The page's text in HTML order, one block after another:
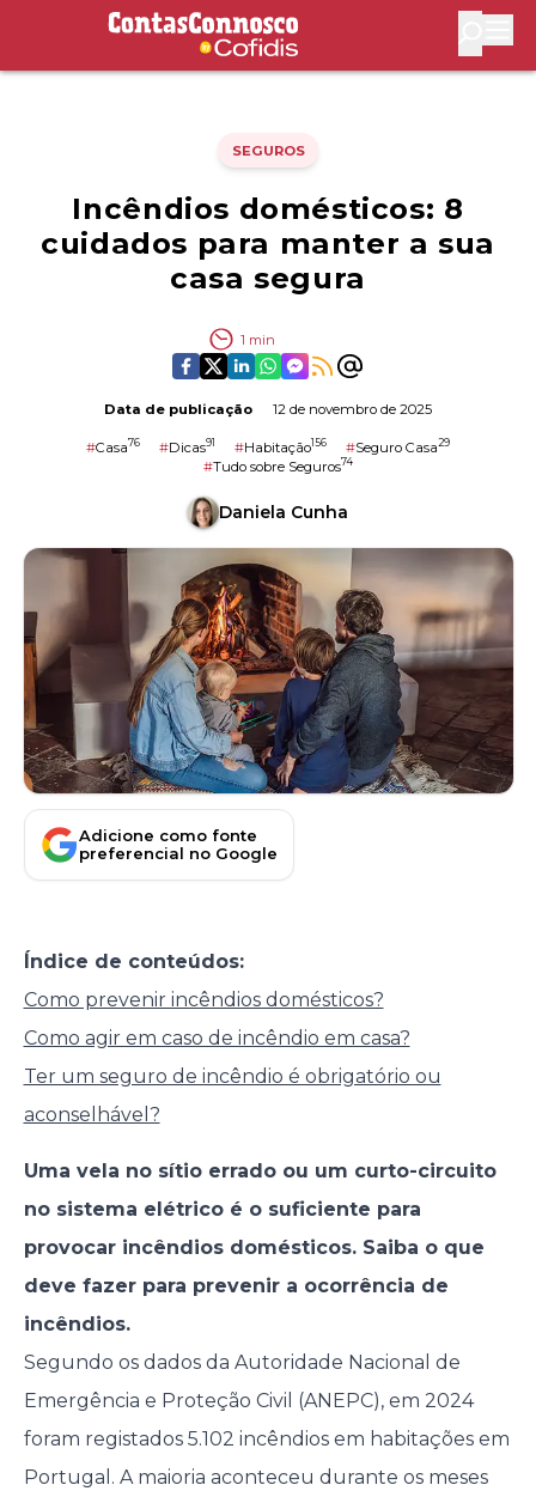
Contas Connosco by Cofidis
SEGUROS
Incêndios domésticos: 8
cuidados para manter a sua
casa segura
1 min
Data de publicação 12 de novembro de 2025
#Casa76 #Dicas91 #Habitação156 #Seguro Casa29
#Tudo sobre Seguros74
Daniela Cunha
Adicione como fonte
preferencial no Google
Índice de conteúdos:
Como prevenir incêndios domésticos?
Como agir em caso de incêndio em casa?
Ter um seguro de incêndio é obrigatório ou
aconselhável?
Uma vela no sítio errado ou um curto-circuito
no sistema elétrico é o suficiente para
provocar incêndios domésticos. Saiba o que
deve fazer para prevenir a ocorrência de
incêndios.
Segundo os dados da Autoridade Nacional de
Emergência e Proteção Civil (ANEPC), em 2024
foram registados 5.102 incêndios em habitações em
Portugal. A maioria aconteceu durante os meses